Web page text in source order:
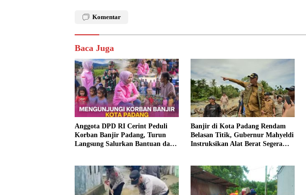
Komentar
Baca Juga
Anggota DPD RI Cerint Peduli
Korban Banjir Padang, Turun
Langsung Salurkan Bantuan dan
Banjir di Kota Padang Rendam
Belasan Titik, Gubernur Mahyeldi
Instruksikan Alat Berat Segera